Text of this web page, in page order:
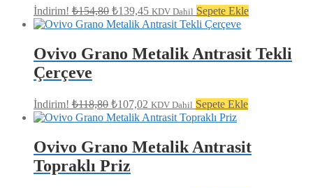
İndirim! ₺154,80 Orijinal
fiyat:
₺139,45 Şu
andaki
fiyat:
₺139,45.
KDV Dahil Sepete Ekle
Ovivo Grano Metalik Antrasit Tekli
Çerçeve
İndirim! ₺118,80 Orijinal
fiyat:
₺107,02 Şu
andaki
fiyat:
₺107,02.
KDV Dahil Sepete Ekle
Ovivo Grano Metalik Antrasit
Topraklı Priz